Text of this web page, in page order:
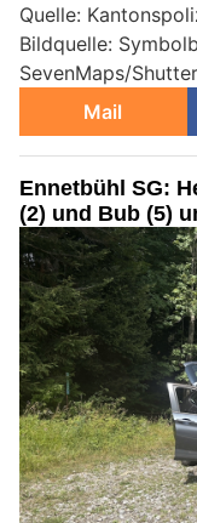
Quelle:
Bildquelle:
SevenMaps/
Mail
Ennetbühl SG:
(2) und Bub (5)